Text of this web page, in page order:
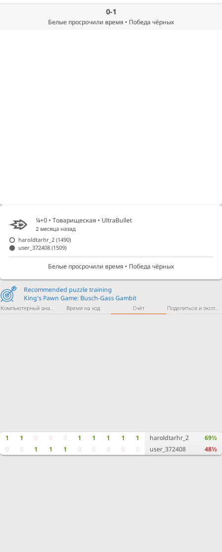
0-1
Белые просрочили время • Победа чёрных
Компьютерный анализ Время на ход Счёт Поделиться и экспортировать
1
0
1
0
0
1
0
1
0
1
1
0
1
0
1
0
1
0
1
0
haroldtarhr_2
user_372408
69½
48½
Recommended puzzle training
King's Pawn Game: Busch-Gass Gambit
¼+0 • Товарищеская • UltraBullet
2 месяца назад
haroldtarhr_2(1490)
user_372408(1509)
Белые просрочили время • Победа чёрных